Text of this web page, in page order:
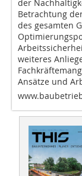
der
Betrachtung
des gesamten
weiteres
Ansätze und